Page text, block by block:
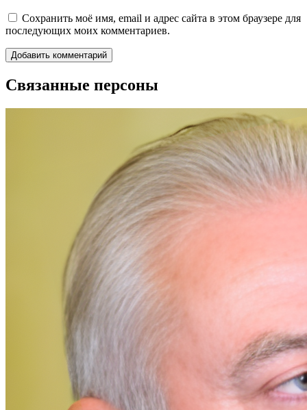
Сохранить моё имя, email и адрес сайта в этом браузере для
последующих моих комментариев.
Связанные персоны